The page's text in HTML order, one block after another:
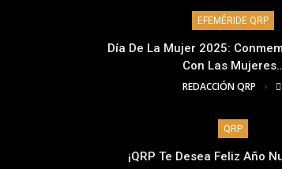
EFEMÉRIDE QRP
Día De La Mujer 2025:
Con Las
REDACCIÓN QRP
QRP
¡QRP Te Desea Feliz Año